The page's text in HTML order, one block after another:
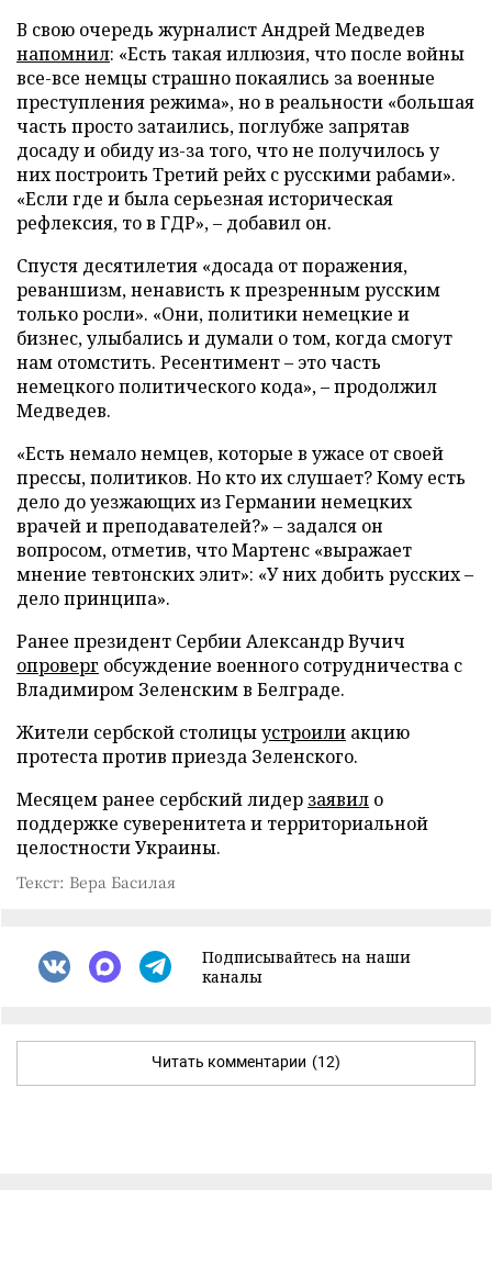
В свою очередь журналист Андрей Медведев
напомнил: «Есть такая иллюзия, что после войны
все-все немцы страшно покаялись за военные
преступления режима», но в реальности «большая
часть просто затаились, поглубже запрятав
досаду и обиду из-за того, что не получилось у
них построить Третий рейх с русскими рабами».
«Если где и была серьезная историческая
рефлексия, то в ГДР», – добавил он.
Спустя десятилетия «досада от поражения,
реваншизм, ненависть к презренным русским
только росли». «Они, политики немецкие и
бизнес, улыбались и думали о том, когда смогут
нам отомстить. Ресентимент – это часть
немецкого политического кода», – продолжил
Медведев.
«Есть немало немцев, которые в ужасе от своей
прессы, политиков. Но кто их слушает? Кому есть
дело до уезжающих из Германии немецких
врачей и преподавателей?» – задался он
вопросом, отметив, что Мартенс «выражает
мнение тевтонских элит»: «У них добить русских –
дело принципа».
Ранее президент Сербии Александр Вучич
опроверг обсуждение военного сотрудничества с
Владимиром Зеленским в Белграде.
Жители сербской столицыустроили акцию
протеста против приезда Зеленского.
Месяцем ранее сербский лидер заявил о
поддержке суверенитета и территориальной
целостности Украины.
Текст: Вера Басилая
Подписывайтесь на наши
каналы
Читать комментарии (12)